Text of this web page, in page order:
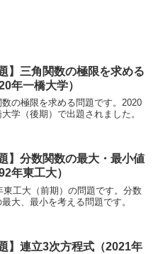
題】三角関数の極限を求める
年一橋大学）
の極限を求める問題です。2020
学（後期）で出題されました。
題】分数関数の最大・最小値
年東工大）
東工大（前期）の問題です。分数
大、最小を考える問題です。
題】連立3次方程式（2021年